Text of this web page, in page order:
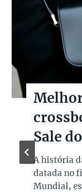
Sale
A história
datada no
Mundial,